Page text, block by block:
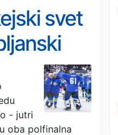
svet
- jutri
oba polfinalna